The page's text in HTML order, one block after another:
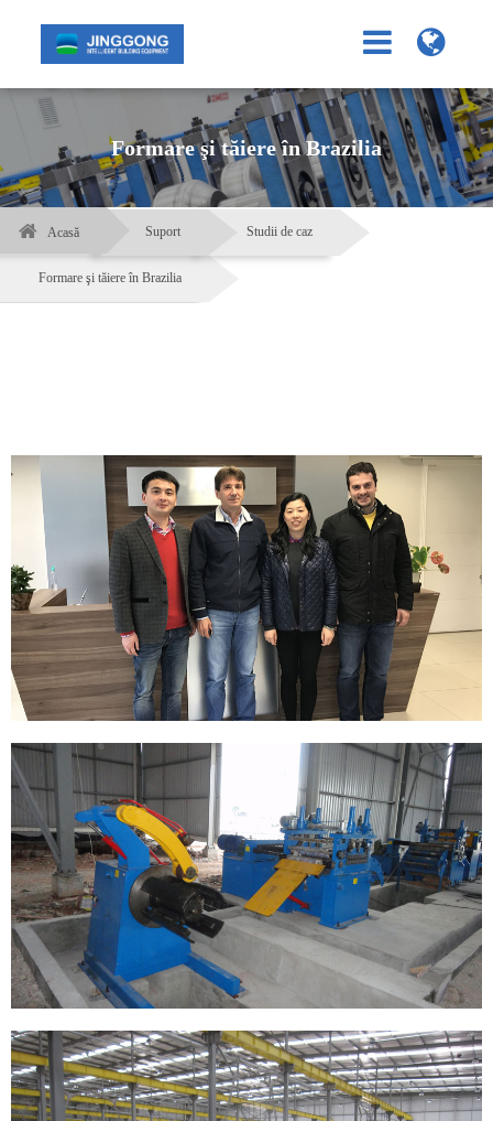
Formare şi tăiere în Brazilia
Acasă Suport Studii de caz
Formare şi tăiere în Brazilia